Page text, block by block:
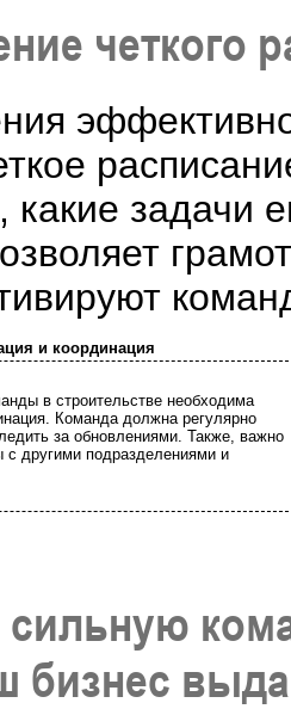
четкого
какие задачи
и координация
в строительстве необходима
Команда должна регулярно
за обновлениями. Также, важно
с другими подразделениями и
сильную
бизнес